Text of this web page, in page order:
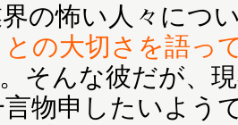
の怖い人々につ
の大切さを語っ
。そんな彼だが、
言物申したいよ